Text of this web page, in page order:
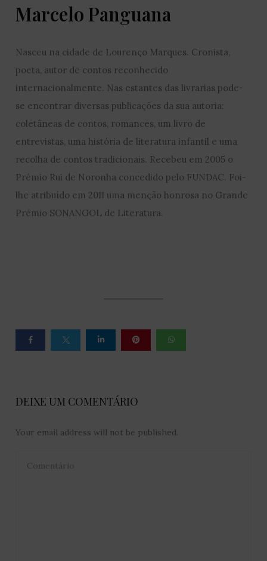
Marcelo Panguana
Nasceu na cidade de Lourenço Marques. Cronista,
poeta, autor de contos reconhecido
internacionalmente. Nas estantes das livrarias pode-
se encontrar diversas publicações da sua autoria:
coletâneas de contos, romances, um livro de
entrevistas, uma história de literatura infantil e uma
recolha de contos tradicionais. Recebeu em 2005 o
Prémio Rui de Noronha concedido pelo FUNDAC. Foi-
lhe atribuído em 2011 uma menção honrosa no Grande
Prémio SONANGOL de Literatura.
DEIXE UM COMENTÁRIO
Your email address will not be published.